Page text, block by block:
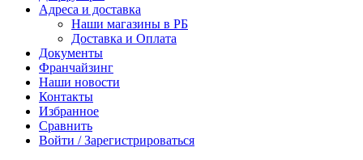
Адреса и доставка
Наши магазины в РБ
Доставка и Оплата
Документы
Франчайзинг
Наши новости
Контакты
Избранное
Сравнить
Войти / Зарегистрироваться